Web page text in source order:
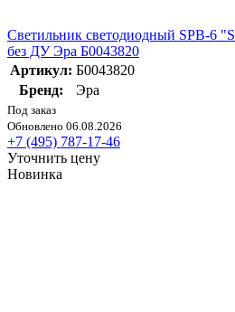
Светильник светодиодный SPB-6
без ДУ Эра Б0043820
Артикул: Б0043820
Бренд:
Эра
Под заказ
Обновлено 06.08.2026
+7 (495) 787-17-46
Уточнить цену
Новинка